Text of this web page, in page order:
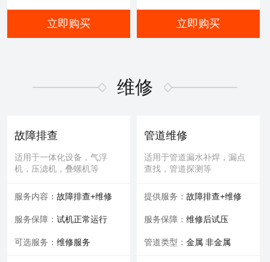
立即购买 立即购买
维修
故障排查
适用于一体化设备，气浮
机，压滤机，叠螺机等
服务内容： 故障排查+维修
服务保障： 试机正常运行
可选服务： 维修服务
管道维修
适用于管道漏水补焊，漏点
查找，管道探测等
提供服务： 故障排查+维修
服务保障： 维修后试压
管道类型： 金属 非金属